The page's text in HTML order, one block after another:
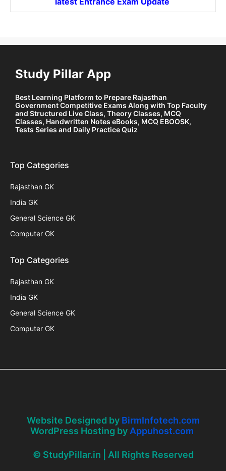
Study Pillar App
Best Learning Platform to Prepare Rajasthan
Government Competitive Exams Along with Top Faculty
and Structured Live Class, Theory Classes, MCQ
Classes, Handwritten Notes eBooks, MCQ EBOOSK,
Tests Series and Daily Practice Quiz
Top Categories
Rajasthan GK
India GK
General Science GK
Computer GK
Top Categories
Rajasthan GK
India GK
General Science GK
Computer GK
Website Designed by BirmInfotech.com
WordPress Hosting by Appuhost.com
© StudyPillar.in | All Rights Reserved